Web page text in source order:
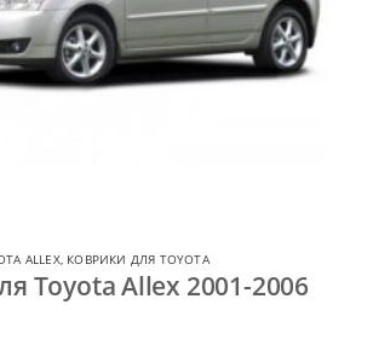
ALLEX, КОВРИКИ ДЛЯ TOYOTA
Toyota Allex 2001-2006